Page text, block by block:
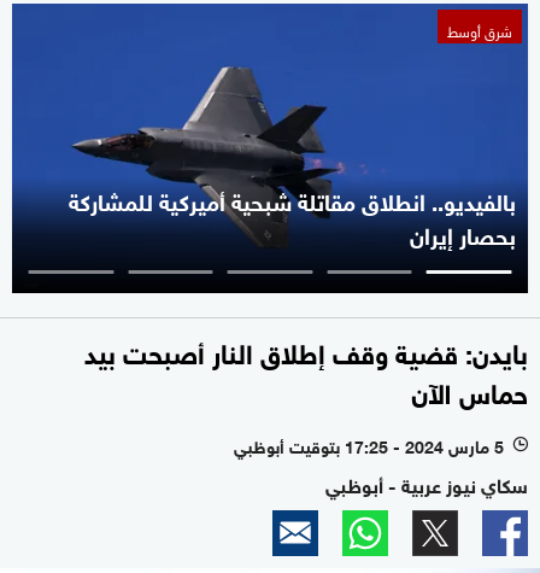
شرق أوسط
بالفيديو.. انطلاق مقاتلة شبحية أميركية للمشاركة
بحصار إيران
بايدن: قضية وقف إطلاق النار أصبحت بيد
حماس الآن
l 5 مارس 2024 - 17:25 بتوقيت أبوظبي
سكاي نيوز عربية - أبوظبي